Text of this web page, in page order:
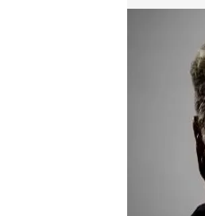
13 JUL 2022 -